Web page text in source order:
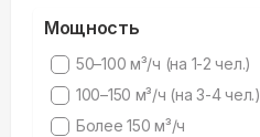
Мощность
50–100 м³/ч (на 1-2 чел.)
100–150 м³/ч (на 3-4 чел.)
Более 150 м³/ч